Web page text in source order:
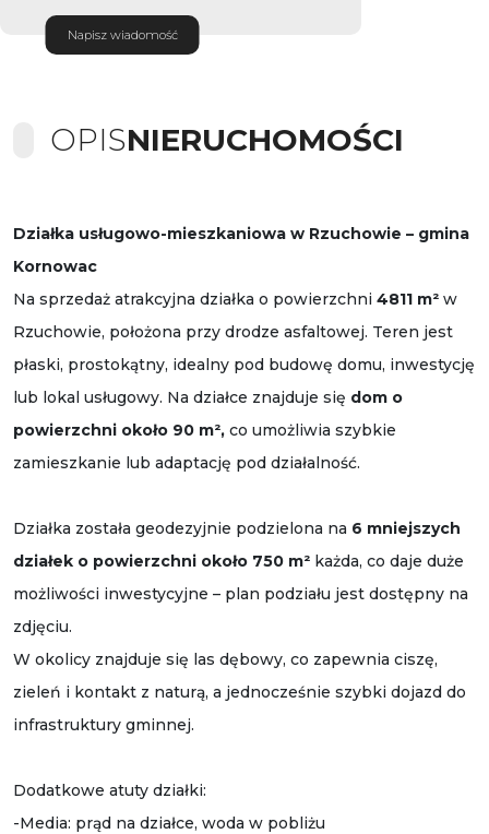
Napisz wiadomość
OPISNIERUCHOMOŚCI
Działka usługowo-mieszkaniowa w Rzuchowie – gmina
Kornowac
Na sprzedaż atrakcyjna działka o powierzchni 4811 m² w
Rzuchowie, położona przy drodze asfaltowej. Teren jest
płaski, prostokątny, idealny pod budowę domu, inwestycję
lub lokal usługowy. Na działce znajduje się dom o
powierzchni około 90 m², co umożliwia szybkie
zamieszkanie lub adaptację pod działalność.
Działka została geodezyjnie podzielona na 6 mniejszych
działek o powierzchni około 750 m² każda, co daje duże
możliwości inwestycyjne – plan podziału jest dostępny na
zdjęciu.
W okolicy znajduje się las dębowy, co zapewnia ciszę,
zieleń i kontakt z naturą, a jednocześnie szybki dojazd do
infrastruktury gminnej.
Dodatkowe atuty działki:
-Media: prąd na działce, woda w pobliżu